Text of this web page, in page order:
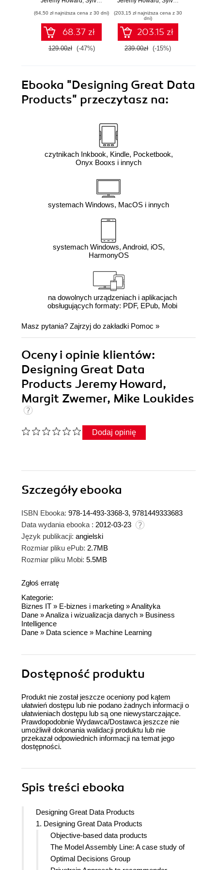
(64,50 zł najniższa cena z 30 dni)
68.37 zł
129.00zł (-47%)
(203,15 zł najniższa cena z 30
dni)
203.15 zł
239.00zł (-15%)
Ebooka "Designing Great Data
Products" przeczytasz na:
czytnikach Inkbook, Kindle, Pocketbook,
Onyx Booxs i innych
systemach Windows, MacOS i innych
systemach Windows, Android, iOS,
HarmonyOS
na dowolnych urządzeniach i aplikacjach
obsługujących formaty: PDF, EPub, Mobi
Masz pytania? Zajrzyj do zakładki Pomoc »
Oceny i opinie klientów:
Designing Great Data
Products Jeremy Howard,
Margit Zwemer, Mike Loukides
Dodaj opinię
Szczegółyebooka
ISBN Ebooka: 978-14-493-3368-3, 9781449333683
Data wydania ebooka : 2012-03-23
Język publikacji: angielski
Rozmiar pliku ePub: 2.7MB
Rozmiar pliku Mobi: 5.5MB
Zgłoś erratę
Kategorie:
Biznes IT » E-biznes i marketing »Analityka
Dane »Analiza i wizualizacja danych » Business
Intelligence
Dane » Data science » Machine Learning
Dostępność produktu
Produkt nie został jeszcze oceniony pod kątem
ułatwień dostępu lub nie podano żadnych informacji o
ułatwieniach dostępu lub są one niewystarczające.
Prawdopodobnie Wydawca/Dostawca jeszcze nie
umożliwił dokonania walidacji produktu lub nie
przekazał odpowiednich informacji na temat jego
dostępności.
Spis treści ebooka
Designing Great Data Products
1. Designing Great Data Products
Objective-based data products
The Model Assembly Line: A case study of
Optimal Decisions Group